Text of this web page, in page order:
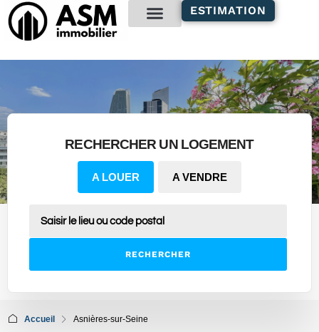
principal
ESTIMATION
RECHERCHER UN LOGEMENT
A LOUER A VENDRE
RECHERCHER
Accueil Asnières-sur-Seine